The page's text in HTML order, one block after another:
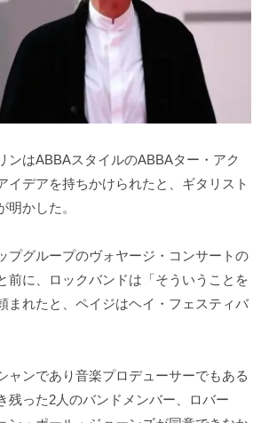
ンはABBAスタイルのABBAター・アク
イデアを持ちかけられたと、ギタリスト
明かした。
プグループのヴォヤージ・コンサートの
前に、ロックバンドは「そういうことを
まれたと、ペイジはヘイ・フェスティバ
ャンであり音楽プロデューサーでもある
残った2人のバンドメンバー、ロバー